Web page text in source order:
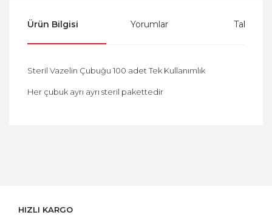
Ürün Bilgisi Yorumlar Taksit
Steril Vazelin Çubuğu 100 adet Tek Kullanımlık
Her çubuk ayrı ayrı steril pakettedir
HIZLI KARGO